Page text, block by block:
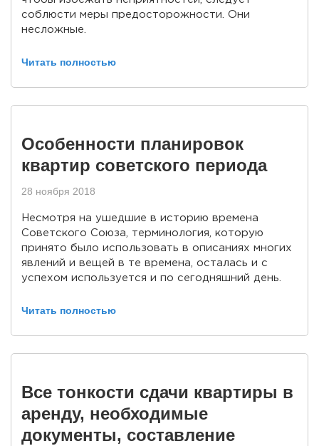
соблюсти меры предосторожности. Они
несложные.
Читать полностью
Особенности планировок
квартир советского периода
28 ноября 2018
Несмотря на ушедшие в историю времена
Советского Союза, терминология, которую
принято было использовать в описаниях многих
явлений и вещей в те времена, осталась и с
успехом используется и по сегодняшний день.
Читать полностью
Все тонкости сдачи квартиры в
аренду, необходимые
документы, составление